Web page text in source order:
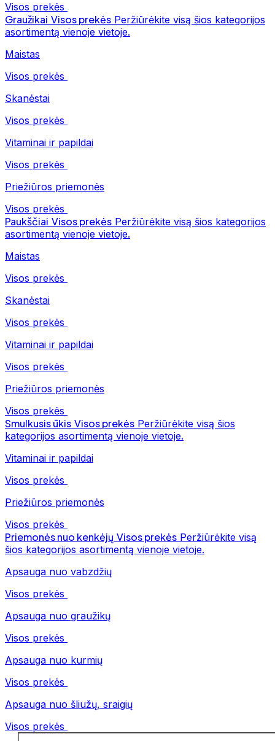
Visos prekės
Graužikai Visos prekės Peržiūrėkite visą šios kategorijos
asortimentą vienoje vietoje.
Maistas
Visos prekės
Skanėstai
Visos prekės
Vitaminai ir papildai
Visos prekės
Priežiūros priemonės
Visos prekės
Paukščiai Visos prekės Peržiūrėkite visą šios kategorijos
asortimentą vienoje vietoje.
Maistas
Visos prekės
Skanėstai
Visos prekės
Vitaminai ir papildai
Visos prekės
Priežiūros priemonės
Visos prekės
Smulkusis ūkis Visos prekės Peržiūrėkite visą šios
kategorijos asortimentą vienoje vietoje.
Vitaminai ir papildai
Visos prekės
Priežiūros priemonės
Visos prekės
Priemonės nuo kenkėjų Visos prekės Peržiūrėkite visą
šios kategorijos asortimentą vienoje vietoje.
Apsauga nuo vabzdžių
Visos prekės
Apsauga nuo graužikų
Visos prekės
Apsauga nuo kurmių
Visos prekės
Apsauga nuo šliužų, sraigių
Visos prekės